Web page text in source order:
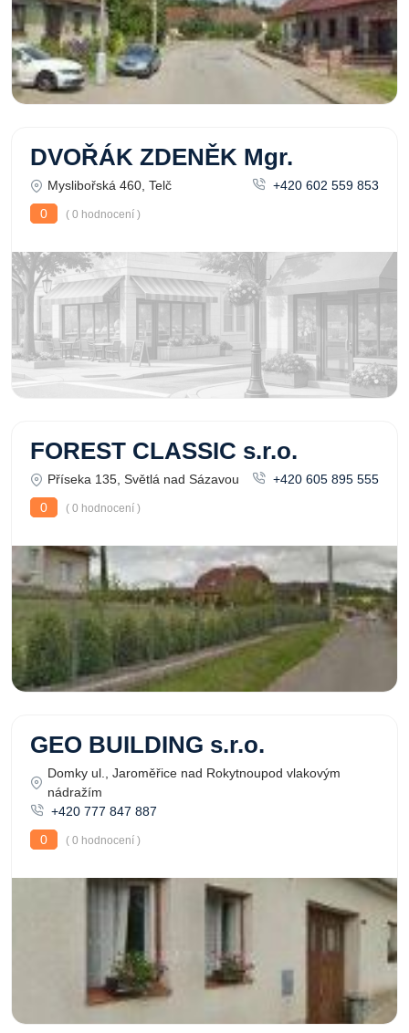
DVOŘÁK ZDENĚK Mgr.
Myslibořská 460, Telč
+420 602 559 853
0
( 0 hodnocení )
FOREST CLASSIC s.r.o.
Příseka 135, Světlá nad Sázavou
+420 605 895 555
0
( 0 hodnocení )
GEO BUILDING s.r.o.
Domky ul., Jaroměřice nad Rokytnoupod vlakovým
nádražím
+420 777 847 887
0
( 0 hodnocení )